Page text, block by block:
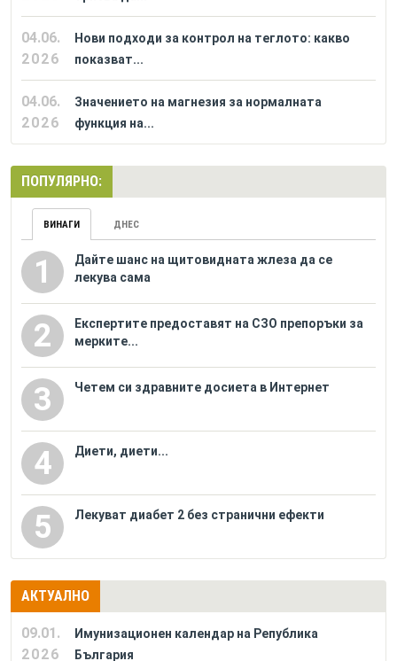
04.06.
2026
Нови подходи за контрол на теглото: какво
показват...
04.06.
2026
Значението на магнезия за нормалната
функция на...
ПОПУЛЯРНО:
ВИНАГИ ДНЕС
1
Дайте шанс на щитовидната жлеза да се
лекува сама
2
Eкспертите предоставят на СЗО препоръки за
мерките...
3 Четем си здравните досиета в Интернет
4 Диети, диети...
5 Лекуват диабет 2 без странични ефекти
АКТУАЛНО
09.01.
2026
Имунизационен календар на Република
България